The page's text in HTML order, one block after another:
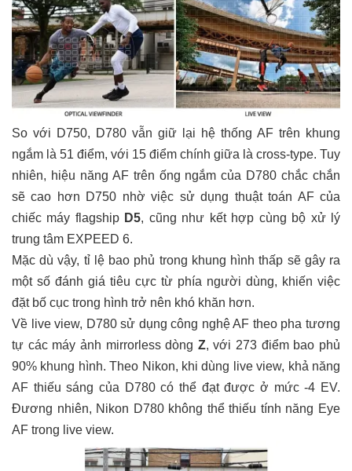
So với D750, D780 vẫn giữ lại hệ thống AF trên khung
ngắm là 51 điểm, với 15 điểm chính giữa là cross-type. Tuy
nhiên, hiệu năng AF trên ống ngắm của D780 chắc chắn
sẽ cao hơn D750 nhờ việc sử dụng thuật toán AF của
chiếc máy flagship D5, cũng như kết hợp cùng bộ xử lý
trung tâm EXPEED 6.
Mặc dù vậy, tỉ lệ bao phủ trong khung hình thấp sẽ gây ra
một số đánh giá tiêu cực từ phía người dùng, khiến việc
đặt bố cục trong hình trở nên khó khăn hơn.
Về live view, D780 sử dụng công nghệ AF theo pha tương
tự các máy ảnh mirrorless dòng Z, với 273 điểm bao phủ
90% khung hình. Theo Nikon, khi dùng live view, khả năng
AF thiếu sáng của D780 có thể đạt được ở mức -4 EV.
Đương nhiên, Nikon D780 không thể thiếu tính năng Eye
AF trong live view.